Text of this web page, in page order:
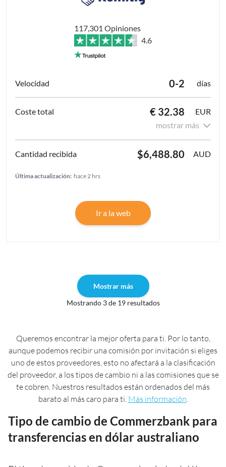
117,301 Opiniones
4.6
0-2 días
€ 32.38
EUR
mostrar más
$6,488.80 AUD
Última actualización: hace 2 hrs
Ir a la web
Mostrar más
Mostrando 3 de 19 resultados
Queremos encontrar la mejor oferta para ti. Por lo tanto,
aunque podemos recibir una comisión por invitación si eliges
uno de estos proveedores, esto no afectará a la clasificación
del proveedor, a los tipos de cambio ni a las comisiones que se
te cobren. Nuestros resultados están ordenados del más
barato al más caro para ti. Más información
Tipo de cambio de Commerzbank para
transferencias en dólar australiano